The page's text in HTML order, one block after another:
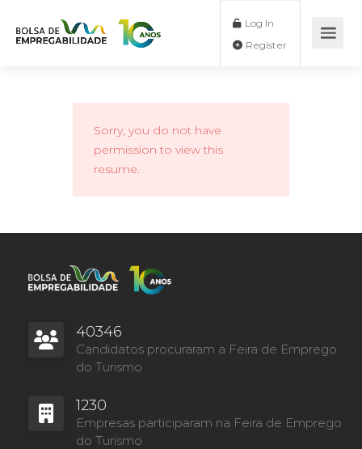
Log In
Sorry, you do not have
permission to view this
resume.
40346
Candidatos procuraram a Feira de Emprego
do Turismo
1230
Empresas participaram na Feira de Emprego
do Turismo